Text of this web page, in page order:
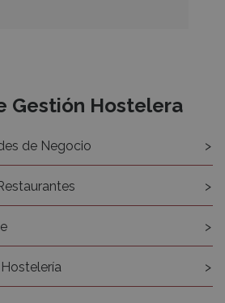
Gestión Hostelera
de Negocio